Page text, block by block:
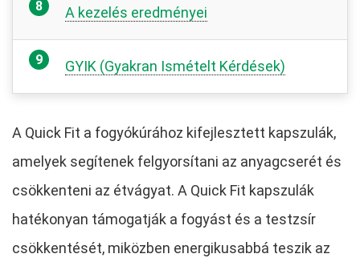
A kezelés eredményei
GYIK (Gyakran Ismételt Kérdések)
A Quick Fit a fogyókúrához kifejlesztett kapszulák,
amelyek segítenek felgyorsítani az anyagcserét és
csökkenteni az étvágyat. A Quick Fit kapszulák
hatékonyan támogatják a fogyást és a testzsír
csökkentését, miközben energikusabbá teszik az